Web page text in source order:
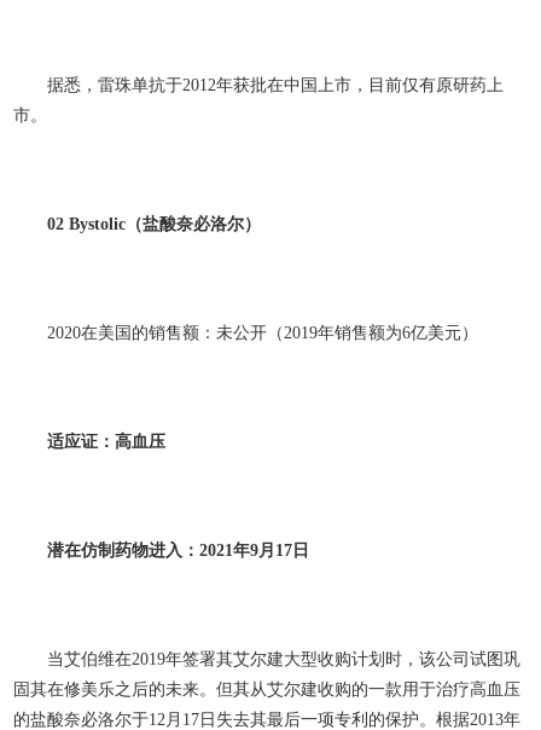
据悉，雷珠单抗于2012年获批在中国上市，目前仅有原研药上
市。
02 Bystolic （盐酸奈必洛尔）
2020在美国的销售额：未公开（2019年销售额为6亿美元）
适应证：高血压
潜在仿制药物进入：2021年9月17 日
当艾伯维在2019年签署其艾尔建大型收购计划时，该公司试图巩
固其在修美乐之后的未来。但其从艾尔建收购的一款用于治疗高血压
的盐酸奈必洛尔于12月17日失去其最后一项专利的保护。根据2013年